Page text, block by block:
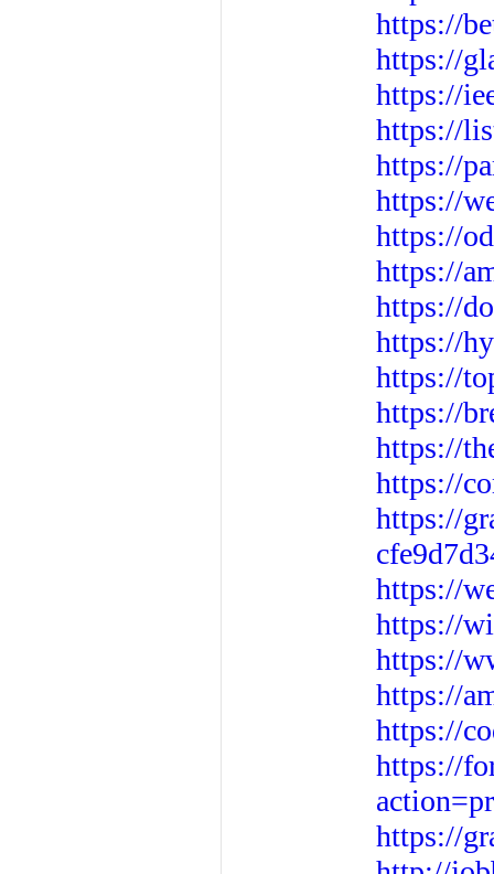
https://
https://
https://
https://
https://
https://
https://
https://
https://
https://
https://
https://
https://
https://
https://
https://
https://
https://
https://
https://
https://
https://